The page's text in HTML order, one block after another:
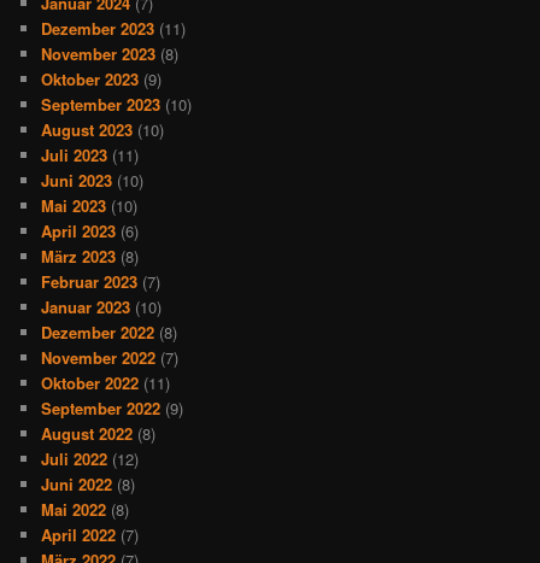
Dezember 2023 (11)
November 2023 (8)
Oktober 2023 (9)
September 2023 (10)
August 2023 (10)
Juli 2023 (11)
Juni 2023 (10)
Mai 2023 (10)
April 2023 (6)
März 2023 (8)
Februar 2023 (7)
Januar 2023 (10)
Dezember 2022 (8)
November 2022 (7)
Oktober 2022 (11)
September 2022 (9)
August 2022 (8)
Juli 2022 (12)
Juni 2022 (8)
Mai 2022 (8)
April 2022 (7)